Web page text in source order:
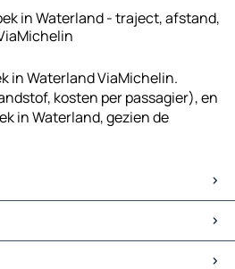
in Waterland - traject, afstand,
in Waterland ViaMichelin.
kosten per passagier), en
in Waterland, gezien de
- Amsterdam